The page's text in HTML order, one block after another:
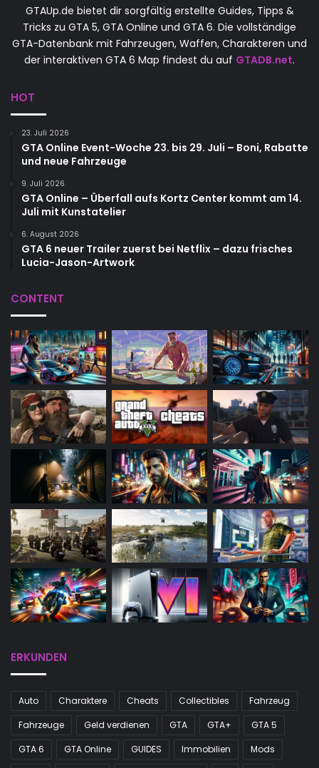
GTAUp.de bietet dir sorgfältig erstellte Guides, Tipps &
Tricks zu GTA 5, GTA Online und GTA 6. Die vollständige
GTA-Datenbank mit Fahrzeugen, Waffen, Charakteren und
der interaktiven GTA 6 Map findest du auf GTADB.net.
HOT
23. Juli 2026
GTA Online Event-Woche 23. bis 29. Juli – Boni, Rabatte
und neue Fahrzeuge
9. Juli 2026
GTA Online – Überfall aufs Kortz Center kommt am 14.
Juli mit Kunstatelier
6. August 2026
GTA 6 neuer Trailer zuerst bei Netflix – dazu frisches
Lucia-Jason-Artwork
CONTENT
ERKUNDEN
Auto Charaktere Cheats Collectibles
Fahrzeug
Fahrzeuge
Geld verdienen GTA GTA+
GTA 5
GTA 6
GTA Online GUIDES Immobilien
Mods